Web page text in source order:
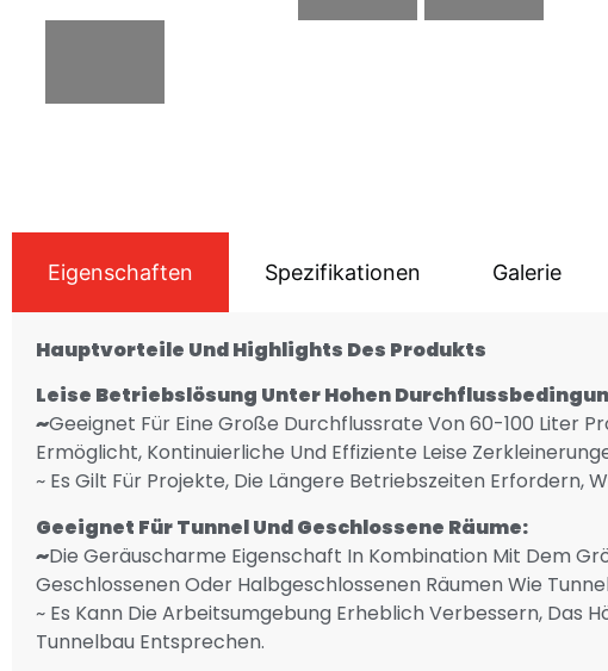
Eigenschaften Spezifikationen Galerie
Hauptvorteile Und Highlights Des Produkts
Leise Betriebslösung Unter Hohen
~Geeignet Für Eine Große Durchflussrate Von 60-100 Liter
Ermöglicht, Kontinuierliche Und Effiziente Leise
~ Es Gilt Für Projekte, Die Längere Betriebszeiten
Geeignet Für Tunnel Und Geschlossene Räume:
~Die Geräuscharme Eigenschaft In Kombination Mit Dem
Geschlossenen Oder Halbgeschlossenen Räumen Wie
~ Es Kann Die Arbeitsumgebung Erheblich Verbessern, Das
Tunnelbau Entsprechen.